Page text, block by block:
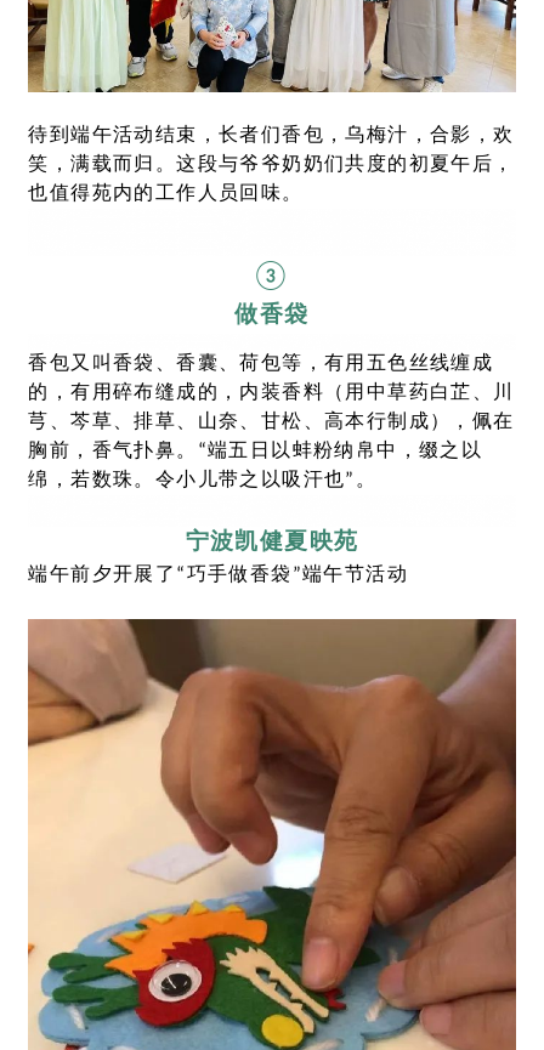
待到端午活动结束，长者们香包，乌梅汁，合影，欢
笑，满载而归。这段与爷爷奶奶们共度的初夏午后，
也值得苑内的工作人员回味。
③
做香袋
香包又叫香袋、香囊、荷包等，有用五色丝线缠成
的，有用碎布缝成的，内装香料（用中草药白芷、川
芎、芩草、排草、山奈、甘松、高本行制成），佩在
胸前，香气扑鼻。“端五日以蚌粉纳帛中，缀之以
绵，若数珠。令小儿带之以吸汗也”。
宁波凯健夏映苑
端午前夕开展了“巧手做香袋”端午节活动